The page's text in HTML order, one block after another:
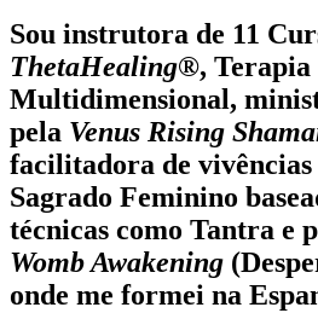
Sou instrutora de 11
ThetaHealing®, Terapia
Multidimensional,
pela Venus Rising
facilitadora de
Sagrado Feminino
técnicas como Tantra e
Womb Awakening
onde me formei na